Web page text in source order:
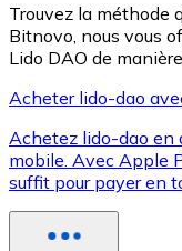
XRP
XRP
Trouvez la méthode
Bitnovo, nous vous
Lido DAO de
Acheter lido-dao
Achetez lido-dao en
mobile. Avec Apple
suffit pour payer en